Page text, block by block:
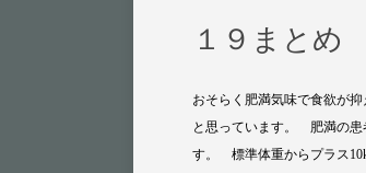
１９まとめ
おそらく肥満気味で食欲が
と思っています。 肥満の患
す。 標準体重からプラス